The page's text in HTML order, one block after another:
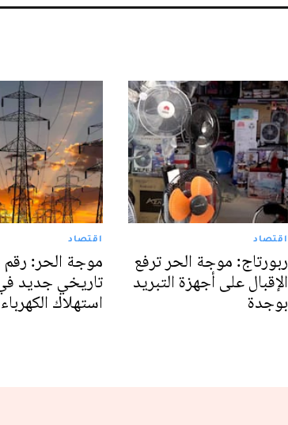
اقتصاد
ربورتاج: موجة الحر ترفع
الإقبال على أجهزة التبريد
بوجدة
اقتصاد
موجة الحر:
تاريخي جديد
استهلاك